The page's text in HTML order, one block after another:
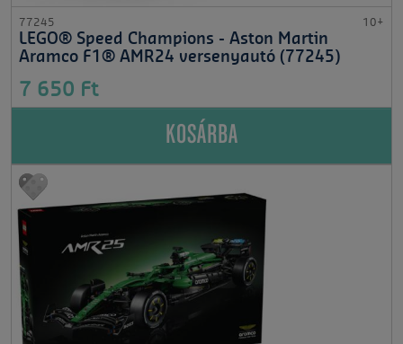
77245 10+
LEGO® Speed Champions - Aston Martin
Aramco F1® AMR24 versenyautó (77245)
7 650 Ft
KOSÁRBA